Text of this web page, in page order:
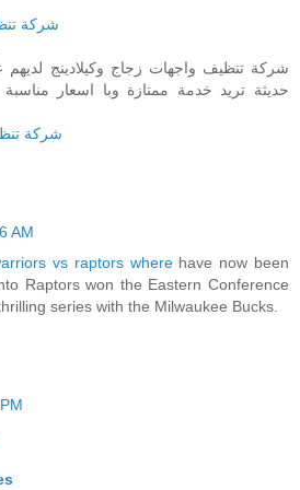
شركة
شركة تنظيف واجهات زجاج وكيلادينج لديهم
حديثة تريد خدمة ممتازة وبا اسعار
شركة
AM
vs raptors wherehave now been
Raptors won the Eastern Conference
series with the Milwaukee Bucks.